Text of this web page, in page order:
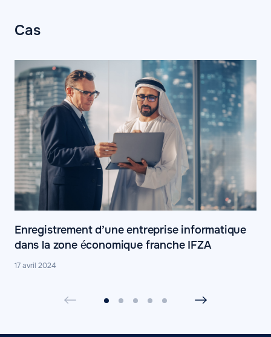
Cas
Enregistrement d’une entreprise informatique
dans la zone économique franche IFZA
17 avril 2024